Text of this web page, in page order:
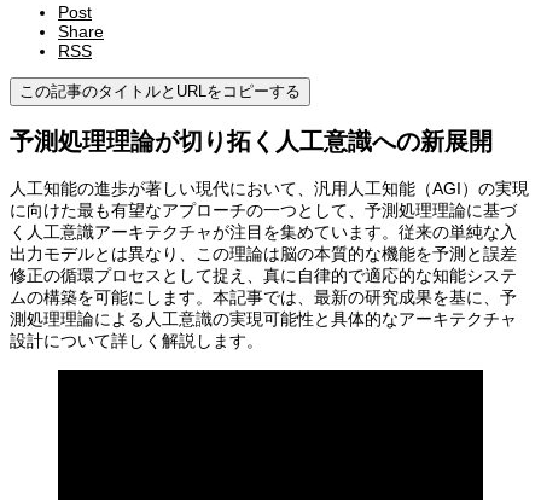
Post
Share
RSS
この記事のタイトルとURLをコピーする
予測処理理論が切り拓く人工意識への新展開
人工知能の進歩が著しい現代において、汎用人工知能（AGI）の実現
に向けた最も有望なアプローチの一つとして、予測処理理論に基づ
く人工意識アーキテクチャが注目を集めています。従来の単純な入
出力モデルとは異なり、この理論は脳の本質的な機能を予測と誤差
修正の循環プロセスとして捉え、真に自律的で適応的な知能システ
ムの構築を可能にします。本記事では、最新の研究成果を基に、予
測処理理論による人工意識の実現可能性と具体的なアーキテクチャ
設計について詳しく解説します。